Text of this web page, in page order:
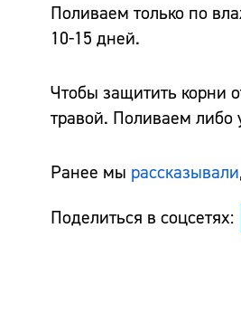
Поливаем только по
10-15 дней.
Чтобы защитить корни
травой. Поливаем либо
Ранее мы рассказывали
Поделиться в соцсетях: